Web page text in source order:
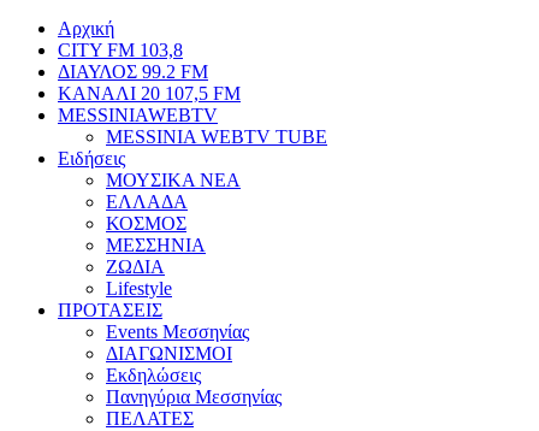
Αρχική
CITY FM 103,8
ΔΙΑΥΛΟΣ 99.2 FM
ΚΑΝΑΛΙ 20 107,5 FM
MESSINIAWEBTV
MESSINIA WEBTV TUBE
Eιδήσεις
ΜΟΥΣΙΚΑ ΝΕΑ
ΕΛΛΑΔΑ
ΚΟΣΜΟΣ
ΜΕΣΣΗΝΙΑ
ΖΩΔΙΑ
Lifestyle
ΠΡΟΤΑΣΕΙΣ
Events Μεσσηνίας
ΔΙΑΓΩΝΙΣΜΟΙ
Εκδηλώσεις
Πανηγύρια Μεσσηνίας
ΠΕΛΑΤΕΣ